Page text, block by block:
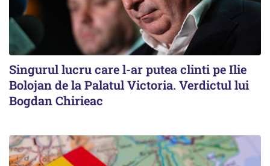
Singurul lucru care l-ar putea clinti pe Ilie
Bolojan de la Palatul Victoria. Verdictul lui
Bogdan Chirieac